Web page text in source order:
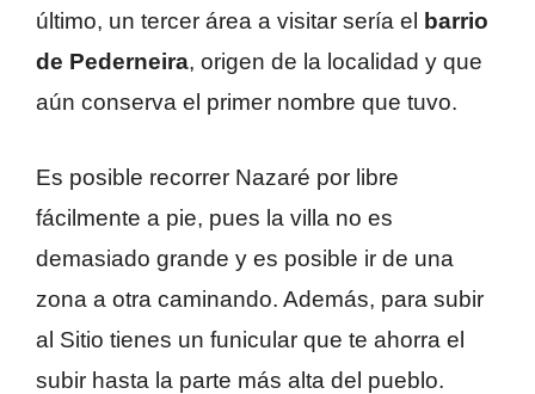
último, un tercer área a visitar sería el
barrio
de Pederneira, origen de la localidad y que
aún conserva el primer nombre que tuvo.
Es posible recorrer Nazaré por libre
fácilmente a pie, pues la villa no es
demasiado grande y es posible ir de una
zona a otra caminando. Además, para subir
al Sitio tienes un funicular que te ahorra el
subir hasta la parte más alta del pueblo.